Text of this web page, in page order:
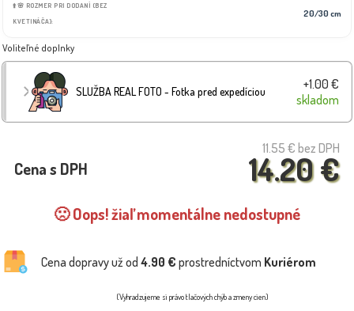
⬆️🌸 ROZMER PRI DODANÍ (BEZ
KVETINÁČA):
20/30 cm
Voliteľné doplnky
SLUŽBA REAL FOTO - Fotka pred expedíciou
+1.00 €
skladom
11.55 € bez DPH
14.20 €
Cena s DPH
🙁 Oops! žiaľ momentálne nedostupné
Cena dopravy už od 4.90 € prostredníctvom Kuriérom
(Vyhradzujeme si právo tlačových chýb a zmeny cien)